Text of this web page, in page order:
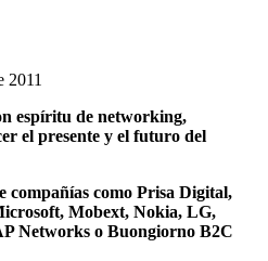
2011
espíritu de networking,
el presente y el futuro del
compañías como Prisa Digital,
Mobext, Nokia, LG,
Networks o Buongiorno B2C